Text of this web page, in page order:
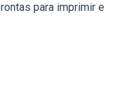
para imprimir e